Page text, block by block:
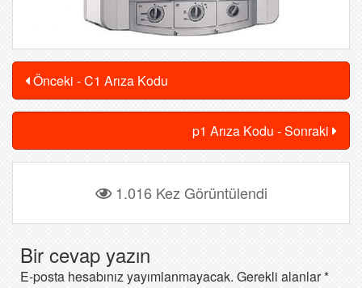
Önceki - C1 Arıza Kodu
p1 Arıza Kodu - Sonraki
1.016 Kez Görüntülendi
Bir cevap yazın
E-posta hesabınız yayımlanmayacak. Gerekli alanlar*